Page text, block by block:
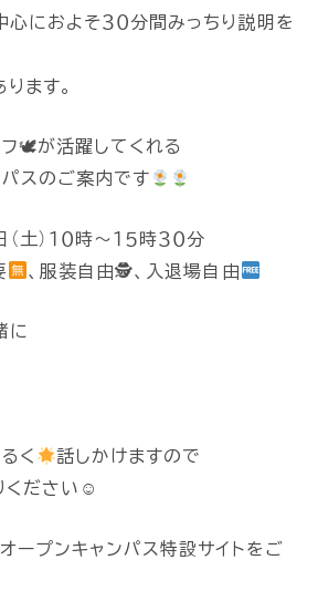
におよそ３０分間みっちり説明を
ます。
🕊が活躍してくれる
スのご案内です
土）１０時～１５時３０分
、服装自由🕵、入退場自由
に
く
話しかけますので
ください☺
ープンキャンパス特設サイトをご